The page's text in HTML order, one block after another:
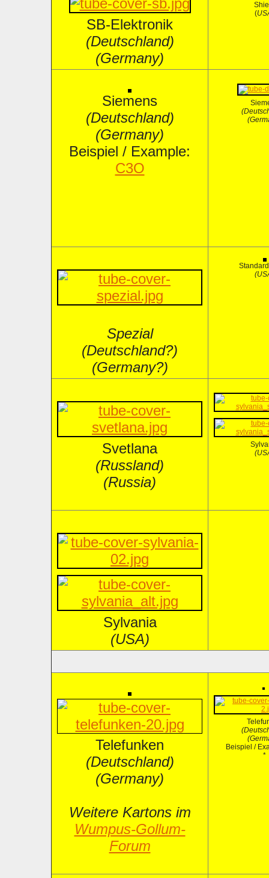
SB-Elektronik
(Deutschland)
(Germany)
(
Siemens
(Deutschland)
(Germany)
Beispiel / Example:
C3O
Spezial
(Deutschland?)
(Germany?)
Svetlana
(Russland)
(Russia)
Sylvania
(USA)
Telefunken
(Deutschland)
(Germany)
Weitere Kartons im
Wumpus-Gollum-
Forum
Beispiel /
*